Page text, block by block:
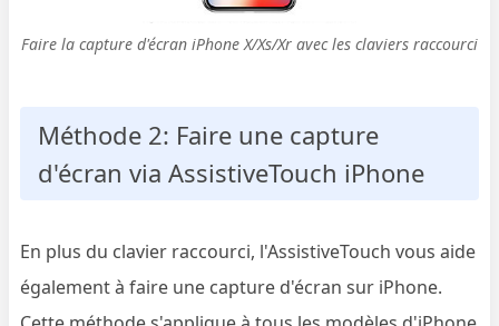
Faire la capture d'écran iPhone X/Xs/Xr avec les claviers raccourci
Méthode 2: Faire une capture
d'écran via AssistiveTouch iPhone
En plus du clavier raccourci, l'AssistiveTouch vous aide
également à faire une capture d'écran sur iPhone.